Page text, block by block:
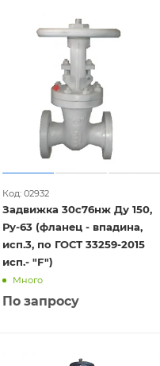
Код: 02932
Задвижка 30с76нж Ду 150,
Ру-63 (фланец - впадина,
исп.3, по ГОСТ 33259-2015
исп.- "F")
Много
По запросу